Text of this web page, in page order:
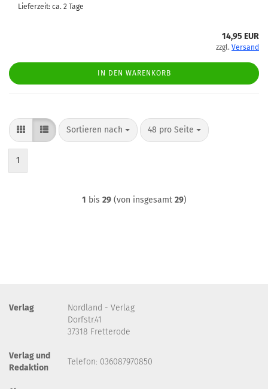
Lieferzeit: ca. 2 Tage
14,95 EUR
zzgl. Versand
IN DEN WARENKORB
Sortieren nach
Sortieren nach 48 pro Seite
pro Seite
1
1 bis 29(von insgesamt 29)
Verlag
Nordland - Verlag
Dorfstr.41
37318 Fretterode
Verlag und
Redaktion
Telefon: 036087970850